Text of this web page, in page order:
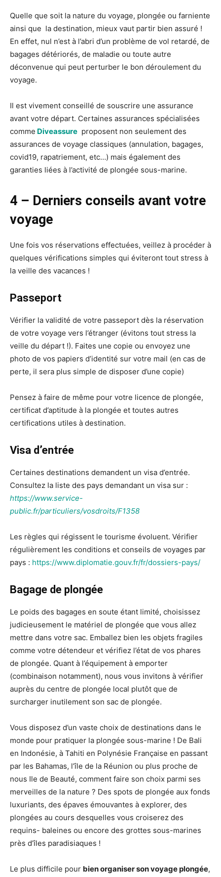
Quelle que soit la nature du voyage, plongée ou farniente
ainsi que la destination, mieux vaut partir bien assuré !
En effet, nul n’est à l’abri d’un problème de vol retardé, de
bagages détériorés, de maladie ou toute autre
déconvenue qui peut perturber le bon déroulement du
voyage.
Il est vivement conseillé de souscrire une assurance
avant votre départ. Certaines assurances spécialisées
comme Diveassure proposent non seulement des
assurances de voyage classiques (annulation, bagages,
covid19, rapatriement, etc…) mais également des
garanties liées à l’activité de plongée sous-marine.
4 – Derniers conseils avant votre
voyage
Une fois vos réservations effectuées, veillez à procéder à
quelques vérifications simples qui éviteront tout stress à
la veille des vacances !
Passeport
Vérifier la validité de votre passeport dès la réservation
de votre voyage vers l’étranger (évitons tout stress la
veille du départ !). Faites une copie ou envoyez une
photo de vos papiers d’identité sur votre mail (en cas de
perte, il sera plus simple de disposer d’une copie)
Pensez à faire de même pour votre licence de plongée,
certificat d’aptitude à la plongée et toutes autres
certifications utiles à destination.
Visa d’entrée
Certaines destinations demandent un visa d’entrée.
Consultez la liste des pays demandant un visa sur :
https://www.service-
public.fr/particuliers/vosdroits/F1358
Les règles qui régissent le tourisme évoluent. Vérifier
régulièrement les conditions et conseils de voyages par
pays : https://www.diplomatie.gouv.fr/fr/dossiers-pays/
Bagage de plongée
Le poids des bagages en soute étant limité, choisissez
judicieusement le matériel de plongée que vous allez
mettre dans votre sac. Emballez bien les objets fragiles
comme votre détendeur et vérifiez l’état de vos phares
de plongée. Quant à l’équipement à emporter
(combinaison notamment), nous vous invitons à vérifier
auprès du centre de plongée local plutôt que de
surcharger inutilement son sac de plongée.
Vous disposez d’un vaste choix de destinations dans le
monde pour pratiquer la plongée sous-marine ! De Bali
en Indonésie, à Tahiti en Polynésie Française en passant
par les Bahamas, l’île de la Réunion ou plus proche de
nous Ile de Beauté, comment faire son choix parmi ses
merveilles de la nature ? Des spots de plongée aux fonds
luxuriants, des épaves émouvantes à explorer, des
plongées au cours desquelles vous croiserez des
requins- baleines ou encore des grottes sous-marines
près d’îles paradisiaques !
Le plus difficile pour bien organiser son voyage plongée,